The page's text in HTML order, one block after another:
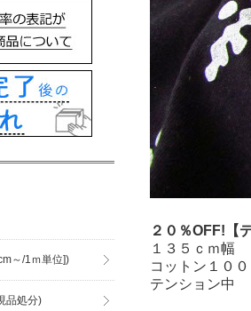
２０％OFF!【
１３５ｃｍ幅
コットン１００
テンション中
～/1ｍ単位])
品処分)